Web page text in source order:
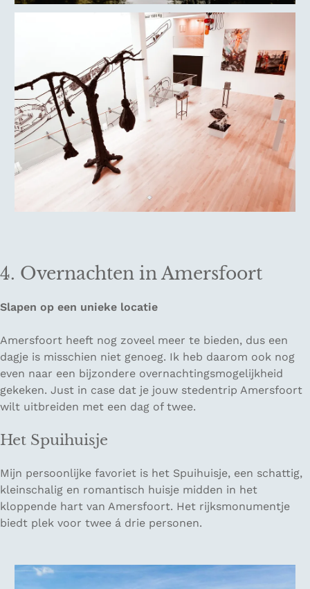
4. Overnachten in Amersfoort
Slapen op een unieke locatie
Amersfoort heeft nog zoveel meer te bieden, dus een
dagje is misschien niet genoeg. Ik heb daarom ook nog
even naar een bijzondere overnachtingsmogelijkheid
gekeken. Just in case dat je jouw stedentrip Amersfoort
wilt uitbreiden met een dag of twee.
Het Spuihuisje
Mijn persoonlijke favoriet is het Spuihuisje, een schattig,
kleinschalig en romantisch huisje midden in het
kloppende hart van Amersfoort. Het rijksmonumentje
biedt plek voor twee á drie personen.